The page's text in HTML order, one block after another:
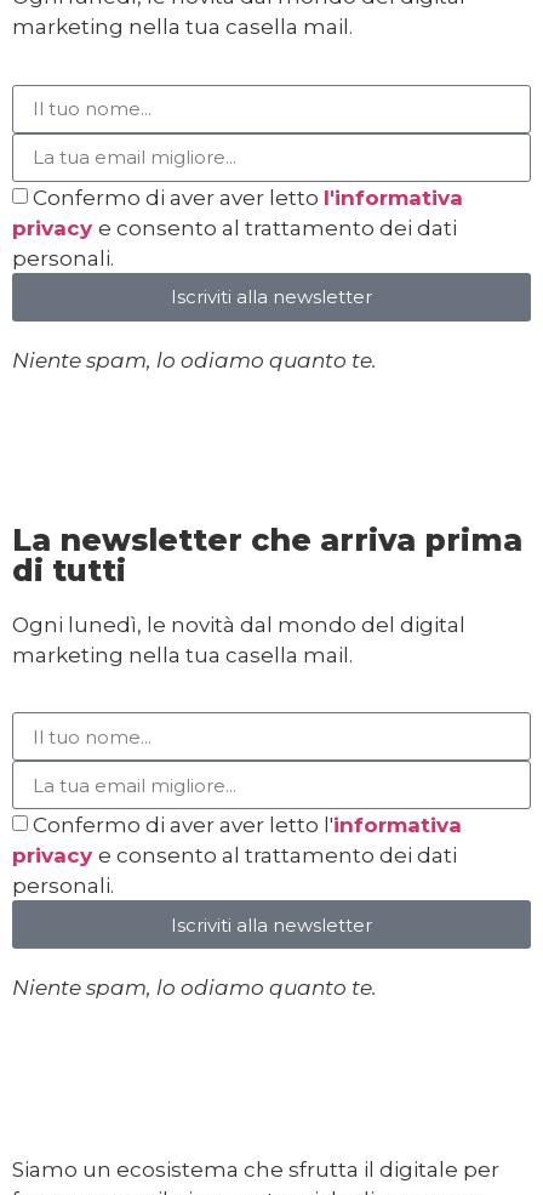
marketing nella tua casella mail.
Confermo di aver aver letto l'informativa
privacy e consento al trattamento dei dati
personali.
Iscriviti alla newsletter
Niente spam, lo odiamo quanto te.
La newsletter che arriva prima
di tutti
Ogni lunedì, le novità dal mondo del digital
marketing nella tua casella mail.
Confermo di aver aver letto l'informativa
privacy e consento al trattamento dei dati
personali.
Iscriviti alla newsletter
Niente spam, lo odiamo quanto te.
Siamo un ecosistema che sfrutta il digitale per